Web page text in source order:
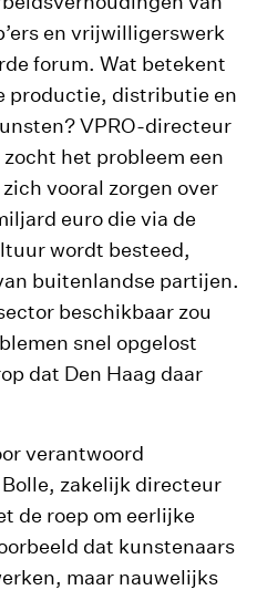
en vrijwilligerswerk
forum. Wat betekent
productie, distributie en
VPRO-directeur
het probleem een
vooral zorgen over
euro die via de
wordt besteed,
buitenlandse partijen.
beschikbaar zou
snel opgelost
dat Den Haag daar
verantwoord
zakelijk directeur
de roep om eerlijke
dat kunstenaars
maar nauwelijks